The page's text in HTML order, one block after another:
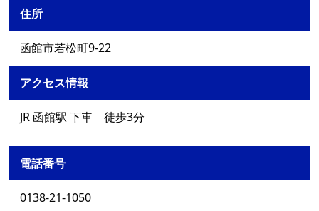
住所
函館市若松町9-22
アクセス情報
JR 函館駅 下車 徒歩3分
電話番号
0138-21-1050